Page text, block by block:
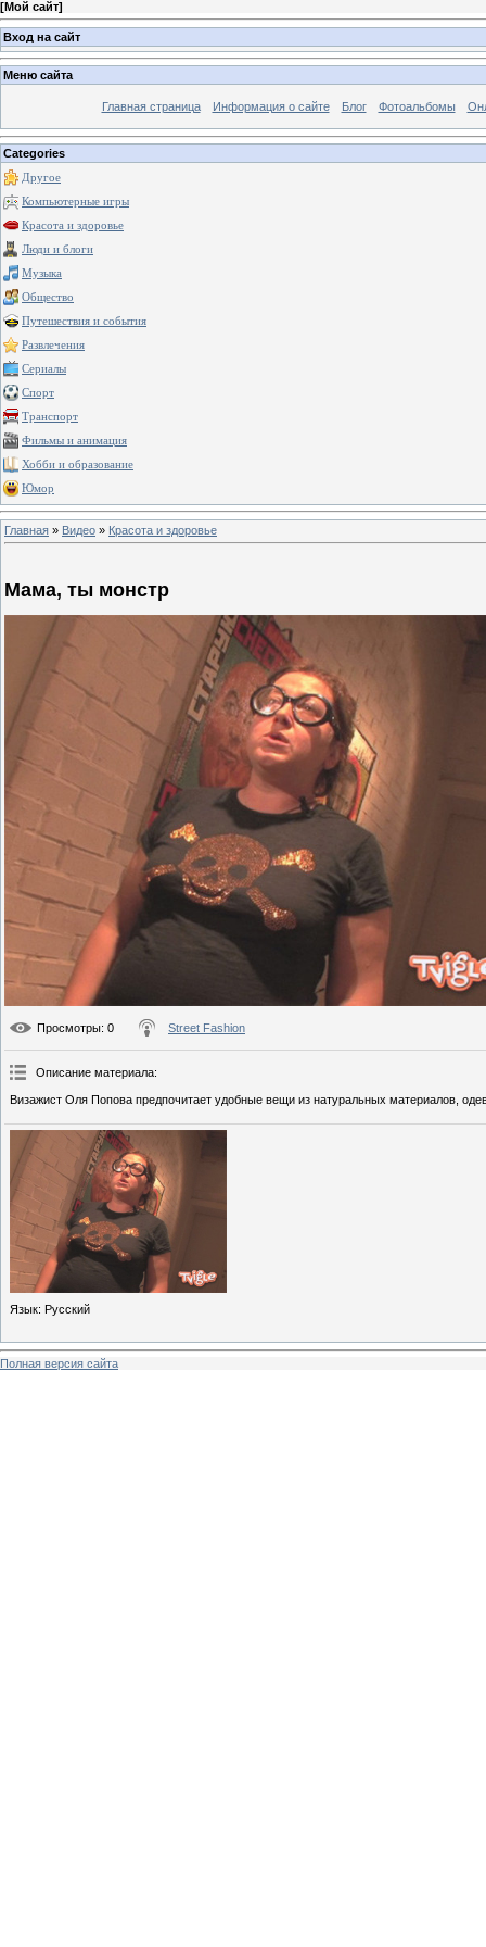
[Мой сайт]
Вход на сайт
Меню сайта
Главная страница Информация о сайте Блог Фотоальбомы
Categories
Другое
Компьютерные игры
Красота и здоровье
Люди и блоги
Музыка
Общество
Путешествия и события
Развлечения
Сериалы
Спорт
Транспорт
Фильмы и анимация
Хобби и образование
Юмор
Главная » Видео » Красота и здоровье
Мама, ты монстр
Просмотры: 0 Street Fashion
Описание материала:
Визажист Оля Попова предпочитает удобные вещи из натуральных материалов,
Язык: Русский
Полная версия сайта